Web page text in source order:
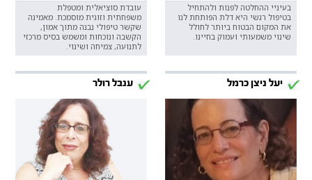
בעיניי ההחלטה לפנות ולהתחיל
בטיפול רגשי היא דלת הפותחת לנו
את המקום הבטוח ביותר לחולל
שינוי משמעותי ועמוק בחיינו.
עובדת סוציאלית ומטפלת
משפחתית וזוגית מוסמכת. מאמינה
שקשר טיפולי נבנה מתוך אמון,
הקשבה ונוכחות ומשמש בסיס מרכזי
לתנועה, צמיחה ושינוי.
יעל ניצן כרמל ענבל רולר